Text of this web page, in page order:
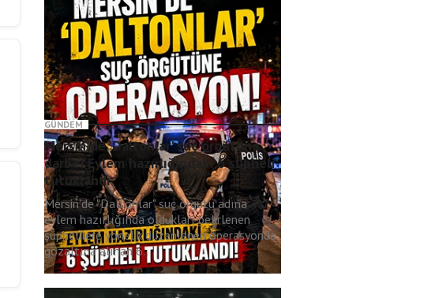
GÜNDEM
Mersin'de 'Daltonlar' suç örgütüne
darbe! Eylem hazırlığındaki 6 şüpheli
tutuklandı
Mersin'de "Daltonlar" suç örgütü adına
eylem hazırlığında oldukları belirlenen
şüphelilere yönelik düzenlenen operasyonda
gözaltına alınan 6..